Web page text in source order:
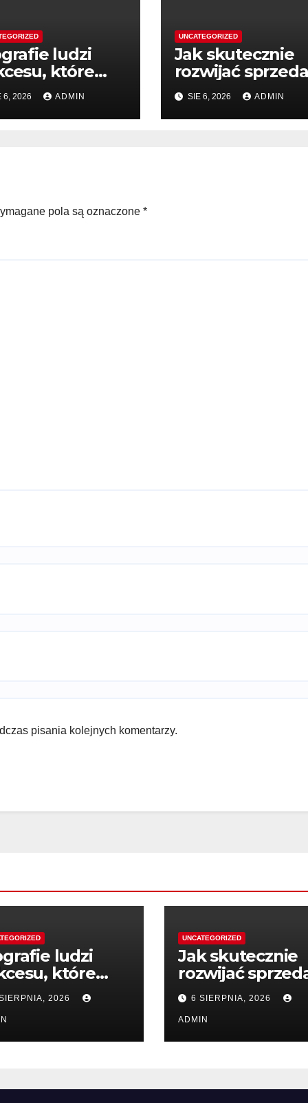
ludzi
które
do
6, 2026 ADMIN
UNCATEGORIZED
Jak skutecznie
rozwijać
dzięki wiedzy
SIE 6, 2026 ADMIN
pola są oznaczone *
pisania kolejnych komentarzy.
ludzi
które
do
2026
UNCATEGORIZED
Jak skutecznie
rozwijać
dzięki wiedzy
6 SIERPNIA, 2026
ADMIN